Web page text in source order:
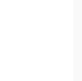
Gorilla